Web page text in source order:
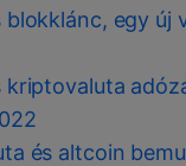
blokklánc, egy új
kriptovaluta
és altcoin